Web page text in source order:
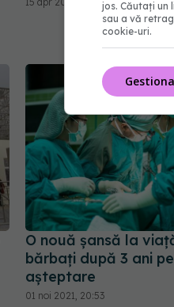
O nouă șansă la
bărbați după 3 ani
așteptare
01 noi 2021, 20:53
jos. Căutați un
sau a vă
cookie-uri.